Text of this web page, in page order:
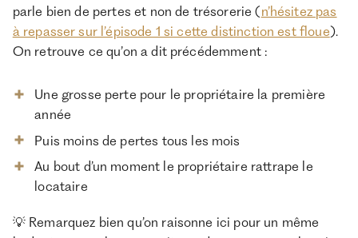
parle bien de pertes et non de trésorerie (n’hésitez pas
à repasser sur l’épisode 1 si cette distinction est floue).
On retrouve ce qu’on a dit précédemment :
Une grosse perte pour le propriétaire la première
année
Puis moins de pertes tous les mois
Au bout d’un moment le propriétaire rattrape le
locataire
💡 Remarquez bien qu’on raisonne ici pour un même